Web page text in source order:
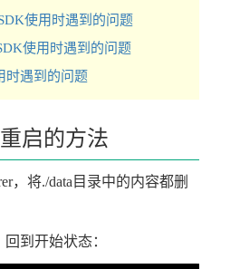
使用时遇到的问题
使用时遇到的问题
时遇到的问题
启的方法
，将./data目录中的内容都删
到开始状态：